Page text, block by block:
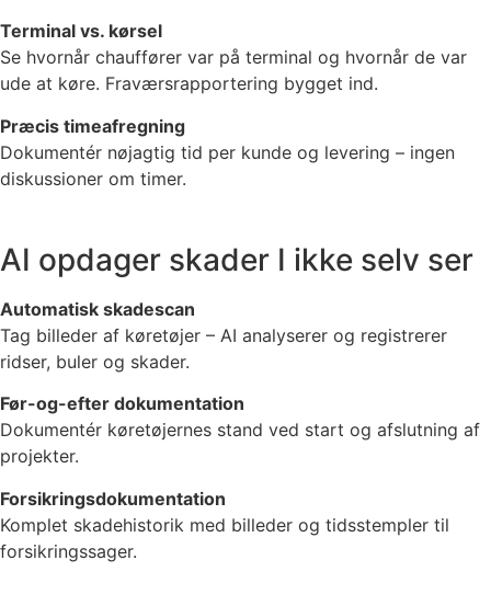
Terminal vs. kørsel
Se hvornår chauffører var på terminal og hvornår de var
ude at køre. Fraværsrapportering bygget ind.
Præcis timeafregning
Dokumentér nøjagtig tid per kunde og levering – ingen
diskussioner om timer.
AI opdager skader I ikke selv ser
Automatisk skadescan
Tag billeder af køretøjer – AI analyserer og registrerer
ridser, buler og skader.
Før-og-efter dokumentation
Dokumentér køretøjernes stand ved start og afslutning af
projekter.
Forsikringsdokumentation
Komplet skadehistorik med billeder og tidsstempler til
forsikringssager.